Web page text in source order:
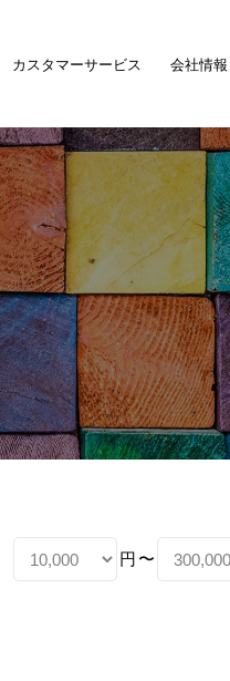
カスタマーサービス 会社情報
円 〜